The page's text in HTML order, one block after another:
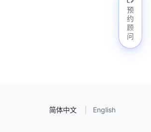
简体中文 English
预
约
顾
问